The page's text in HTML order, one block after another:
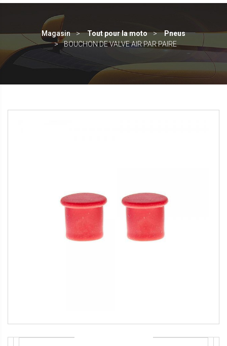
Magasin Tout pour la moto
Pneus
BOUCHON DE VALVE AIR PAR PAIRE